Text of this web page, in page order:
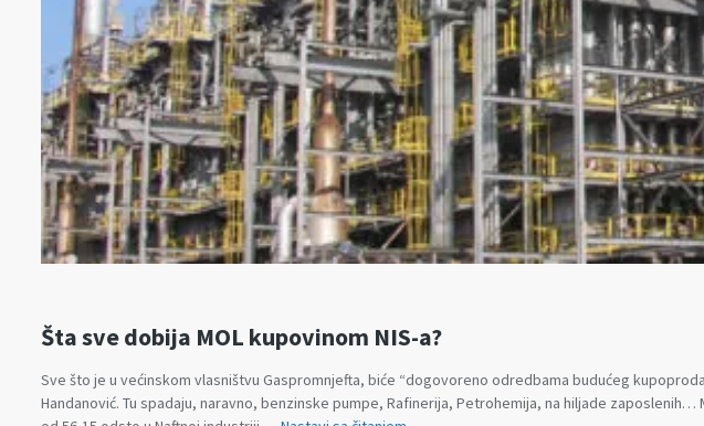
Šta sve dobija MOL kupovinom NIS-a?
Sve što je u većinskom vlasništvu Gaspromnjefta, biće “dogovoreno odredbama budućeg
Handanović. Tu spadaju, naravno, benzinske pumpe, Rafinerija, Petrohemija, na hiljade